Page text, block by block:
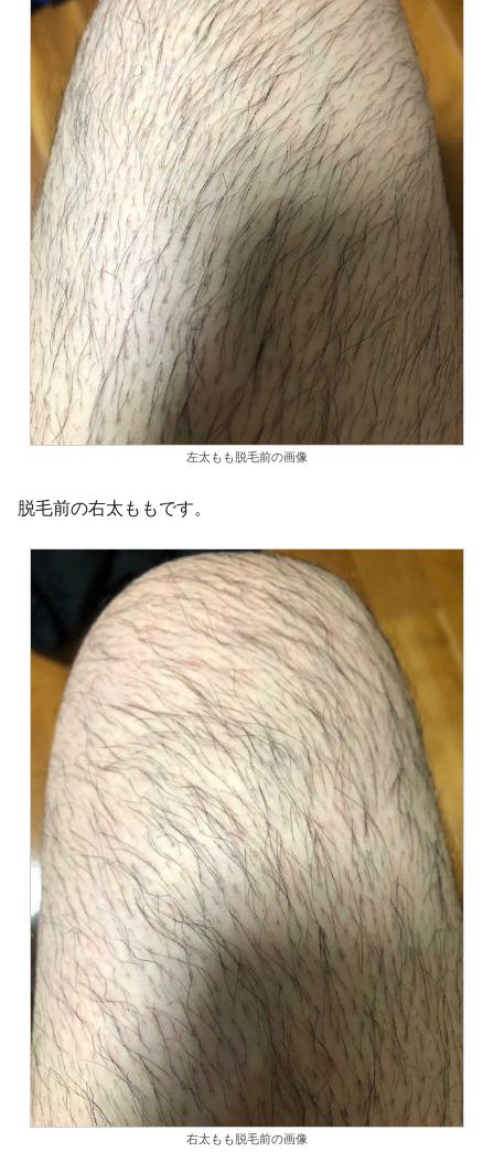
左太もも脱毛前の画像
脱毛前の右太ももです。
右太もも脱毛前の画像